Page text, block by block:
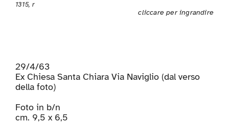
1315, r
cliccare per ingrandire
29/4/63
Ex Chiesa Santa Chiara Via Naviglio (dal verso
della foto)
Foto in b/n
cm. 9,5 x 6,5